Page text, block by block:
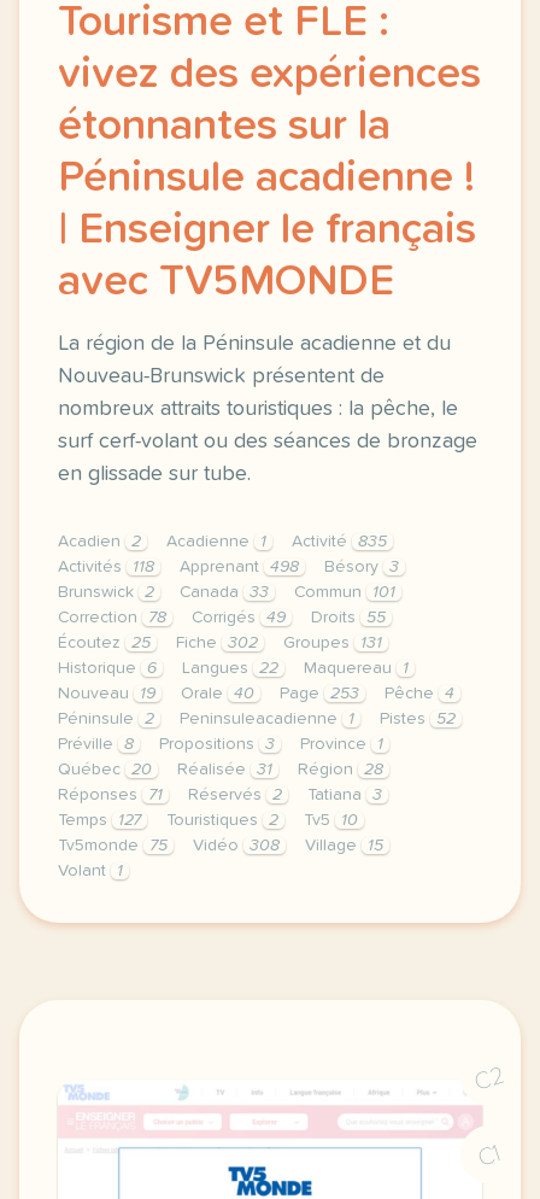
Tourisme et FLE :
vivez des expériences
étonnantes sur la
Péninsule acadienne !
| Enseigner le français
avec TV5MONDE
La région de la Péninsule acadienne et du
Nouveau-Brunswick présentent de
nombreux attraits touristiques : la pêche, le
surf cerf-volant ou des séances de bronzage
en glissade sur tube.
Acadien 2 Acadienne 1 Activité
835
Activités
118 Apprenant 498 Bésory
3
Brunswick
2 Canada 33 Commun
101
Correction
78 Corrigés 49 Droits
55
Écoutez
25 Fiche 302 Groupes
131
Historique
6 Langues 22 Maquereau
1
Nouveau
19 Orale 40 Page 253 Pêche
4
Péninsule
2 Peninsuleacadienne 1 Pistes
52
Préville
8 Propositions 3 Province
1
Québec
20 Réalisée 31 Région
28
Réponses
71 Réservés 2 Tatiana
3
Temps
127 Touristiques 2 Tv5
10
Tv5monde
75 Vidéo 308 Village
15
Volant
1
le respect de votre vie privee est une priorite
C2
C1